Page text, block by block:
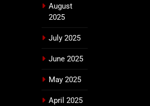
August
2025
July 2025
June 2025
May 2025
April 2025